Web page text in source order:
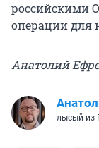
российскими
операции для
Анатолий
лысый из